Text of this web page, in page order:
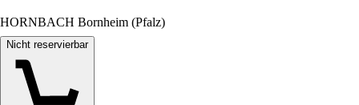
HORNBACH Bornheim (Pfalz)
Nicht reservierbar